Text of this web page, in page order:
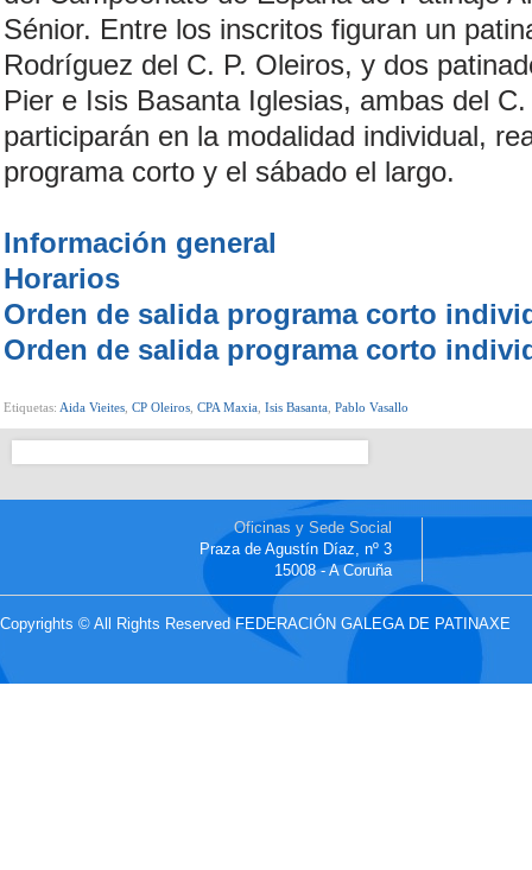
Sénior. Entre los inscritos figuran un
Rodríguez del C. P. Oleiros, y dos
Pier e Isis Basanta Iglesias, ambas del
participarán en la modalidad individual,
programa corto y el sábado el largo.
Información general
Horarios
Orden de salida programa corto
Orden de salida programa corto
Etiquetas: Aida Vieites CP Oleiros CPA Maxia Isis Basanta Pablo Vasallo
Oficinas y Sede Social
Praza de Agustín Díaz, nº 3
15008 - A Coruña
Copyrights © All Rights Reserved FEDERACIÓN GALEGA DE PATINAXE